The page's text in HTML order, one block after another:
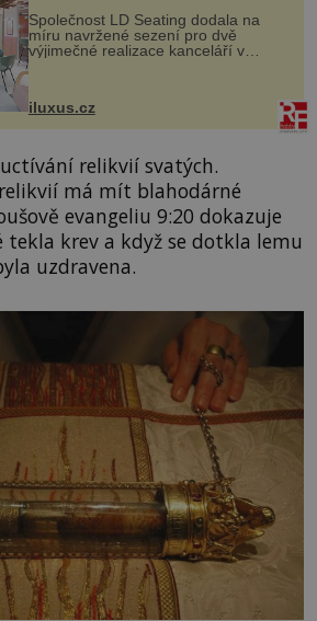
Společnost LD Seating dodala na
míru navržené sezení pro dvě
výjimečné realizace kanceláří v
areálu MediaCityUK v anglickém
budov Media...
iluxus.cz
relikvií svatých.
má mít blahodárné
evangeliu 9:20 dokazuje
tekla krev a když se dotkla lemu
uzdravena.